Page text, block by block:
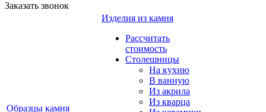
Заказать звонок
Образцы камня
Изделия из камня
Рассчитать
стоимость
Столешницы
На кухню
В ванную
Из акрила
Из кварца